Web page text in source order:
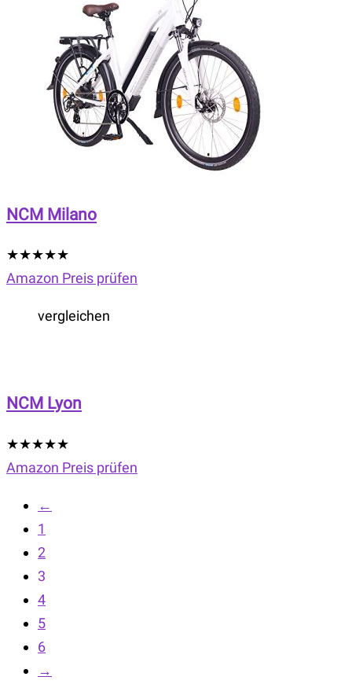
NCM Milano
★★★★★
Amazon Preis prüfen
vergleichen
NCM Lyon
★★★★★
Amazon Preis prüfen
←
1
2
3
4
5
6
→